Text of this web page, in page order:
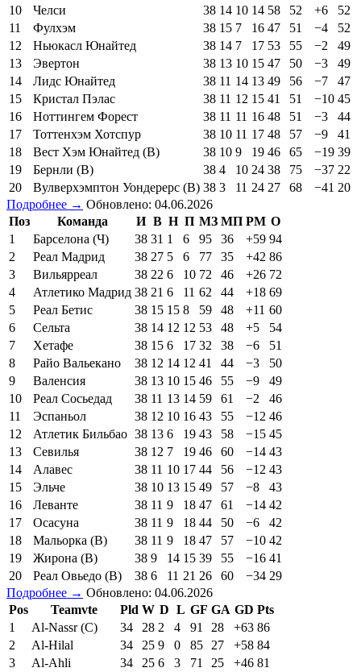
10
Челси 38 14 10 14 58 52 +6
52
11
Фулхэм 38 15 7 16 47 51 −4
52
12
Ньюкасл Юнайтед 38 14 7 17 53 55 −2
49
13
Эвертон 38 13 10 15 47 50 −3
49
14
Лидс Юнайтед 38 11 14 13 49 56 −7
47
15
Кристал Пэлас 38 11 12 15 41 51 −10 45
16
Ноттингем Форест 38 11 11 16 48 51 −3
44
17
Тоттенхэм Хотспур 38 10 11 17 48 57 −9
41
18
Вест Хэм Юнайтед (В) 38 10 9 19 46 65 −19 39
19
Бернли (В) 38 4 10 24 38 75 −37 22
20
Вулверхэмптон Уондерерс (В) 38 3 11 24 27 68 −41 20
Подробнее → Обновлено: 04.06.2026
Поз
Команда И В Н П МЗ МП РМ О
1
Барселона (Ч) 38 31 1 6 95 36 +59 94
2
Реал Мадрид 38 27 5 6 77 35 +42 86
3
Вильярреал 38 22 6 10 72 46 +26 72
4
Атлетико Мадрид 38 21 6 11 62 44 +18 69
5
Реал Бетис 38 15 15 8 59 48 +11 60
6
Сельта 38 14 12 12 53 48 +5
54
7
Хетафе 38 15 6 17 32 38 −6
51
8
Райо Вальекано 38 12 14 12 41 44 −3
50
9
Валенсия 38 13 10 15 46 55 −9
49
10
Реал Сосьедад 38 11 13 14 59 61 −2
46
11
Эспаньол 38 12 10 16 43 55 −12 46
12
Атлетик Бильбао 38 13 6 19 43 58 −15 45
13
Севилья 38 12 7 19 46 60 −14 43
14
Алавес 38 11 10 17 44 56 −12 43
15
Эльче 38 10 13 15 49 57 −8
43
16
Леванте 38 11 9 18 47 61 −14 42
17
Осасуна 38 11 9 18 44 50 −6
42
18
Мальорка (В) 38 11 9 18 47 57 −10 42
19
Жирона (В) 38 9 14 15 39 55 −16 41
20
Реал Овьедо (В) 38 6 11 21 26 60 −34 29
Подробнее → Обновлено: 04.06.2026
Pos
Teamvte Pld W D L GF GA GD Pts
1
Al-Nassr (C) 34 28 2 4 91 28 +63 86
2
Al-Hilal 34 25 9 0 85 27 +58 84
3
Al-Ahli 34 25 6 3 71 25 +46 81